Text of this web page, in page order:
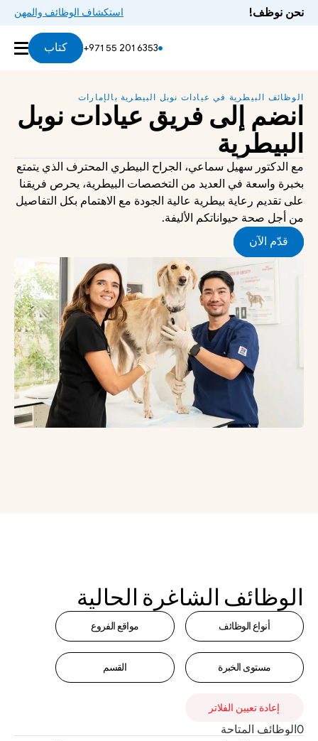
الوظائف البيطرية في عيادات نوبل البيطرية بالإمارات
البيطرية
من أجل صحة حيواناتكم الأليفة.
قدّم الآن
الوظائف الشاغرة الحالية
أنواع الوظائف مواقع الفروع
مستوى الخبرة القسم
إعادة تعيين الفلاتر
0الوظائف المتاحة
نحن نوظف! استكشاف الوظائف والمهن
+971 55 201 6353 كتاب